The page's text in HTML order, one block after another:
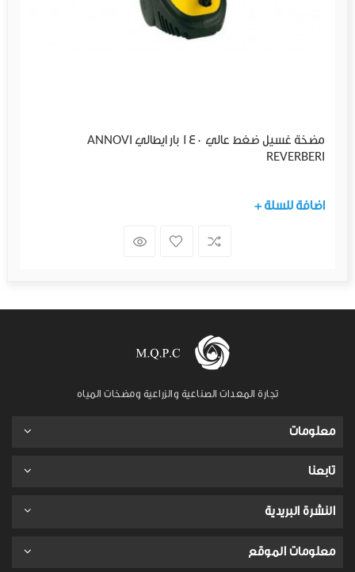
مضخة غسيل ضغط عالي 140 بار ايطالي ANNOVI
REVERBERI
+ اضافة للسلة
تجارة المعدات الصناعية والزراعية ومضخات المياه
معلومات
تابعنا
النشرة البريدية
معلومات الموقع